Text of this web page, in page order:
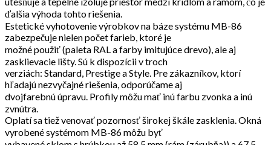
ďalšia výhoda tohto riešenia.
Estetické vyhotovenie výrobkov na báze systému MB-86
zabezpečuje nielen počet farieb, ktoré je
možné použiť (paleta RAL a farby imitujúce drevo), ale aj
zasklievacie lišty. Sú k dispozícii v troch
verziách: Standard, Prestige a Style. Pre zákazníkov, ktorí
hľadajú nezvyčajné riešenia, odporúčame aj
dvojfarebnú úpravu. Profily môžu mať inú farbu zvonka a inú
zvnútra.
Oplatí sa tiež venovať pozornosť širokej škále zasklenia. Okná
vyrobené systémom MB-86 môžu byť